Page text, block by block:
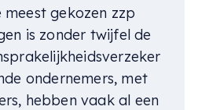
meest gekozen zzp
is zonder twijfel de
ondernemers, met
hebben vaak al een